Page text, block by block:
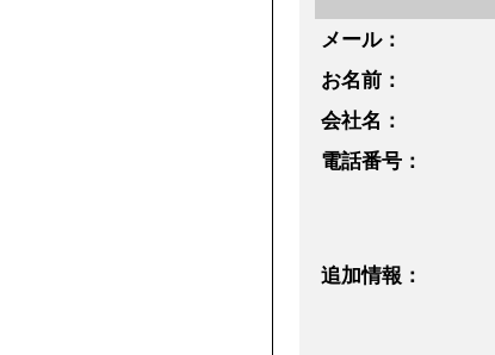
メール：
お名前：
会社名：
電話番号：
追加情報：